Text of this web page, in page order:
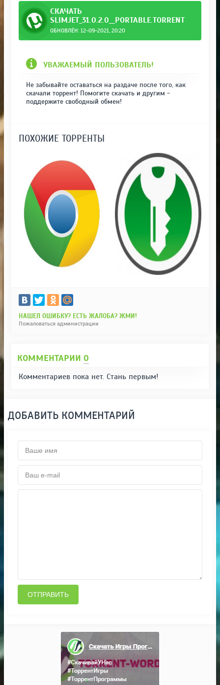
СКАЧАТЬ
SLIMJET_31.0.2.0__PORTABLE.TORRENT
ОБНОВЛЁН: 12-09-2021, 20:20
УВАЖАЕМЫЙ ПОЛЬЗОВАТЕЛЬ!
Не забывайте оставаться на раздаче после того, как
скачали торрент! Помогите скачать и другим -
поддержите свободный обмен!
ПОХОЖИЕ ТОРРЕНТЫ
НАШЕЛ ОШИБКУ? ЕСТЬ ЖАЛОБА? ЖМИ!
Пожаловаться администрации
КОММЕНТАРИИ 0
Комментариев пока нет. Стань первым!
ДОБАВИТЬ КОММЕНТАРИЙ
ОТПРАВИТЬ